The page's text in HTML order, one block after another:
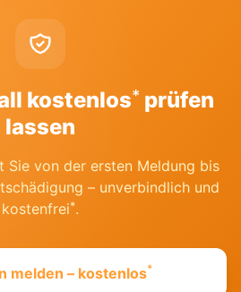
kostenlos* prüfen
lassen
Sie von der ersten Meldung bis
– unverbindlich und
kostenfrei*.
melden – kostenlos*